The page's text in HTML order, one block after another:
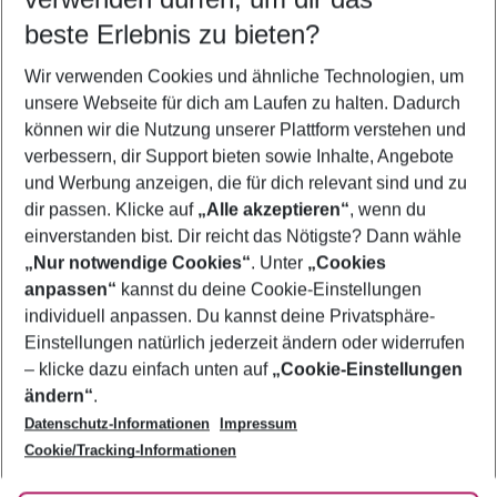
Pauschalreisen Santa Cruz de Tenerife
Familienurlaub Santa Cruz de Tenerife
Flug & Hotel Santa Cruz de Tenerife
Last Minute Santa Cruz de Tenerife
Frübucher Angebote Santa Cruz de Tenerife für 2026
Footer
Footer navigation
Über uns
AGB
Bestpreisgarantie
Cookie-Einstellungen ändern
Cookie-Richtlinie
Agenturbetreuung
Barrierefreies Reisen
Folge uns
beste Erlebnis zu bieten?
Wir verwenden Cookies und ähnliche Technologien, um
unsere Webseite für dich am Laufen zu halten. Dadurch
können wir die Nutzung unserer Plattform verstehen und
verbessern, dir Support bieten sowie Inhalte, Angebote
und Werbung anzeigen, die für dich relevant sind und zu
dir passen. Klicke auf „Alle akzeptieren“, wenn du
einverstanden bist. Dir reicht das Nötigste? Dann wähle
„Nur notwendige Cookies“. Unter „Cookies
anpassen“ kannst du deine Cookie-Einstellungen
individuell anpassen. Du kannst deine Privatsphäre-
Einstellungen natürlich jederzeit ändern oder widerrufen
– klicke dazu einfach unten auf „Cookie-Einstellungen
ändern“.
Datenschutz-Informationen
Impressum
Cookie/Tracking-Informationen